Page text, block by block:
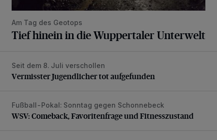
Am Tag des Geotops
Tief hinein in die Wuppertaler Unterwelt
Vermisster Jugendlicher tot aufgefunden
Seit dem 8. Juli verschollen
Vermisster Jugendlicher tot aufgefunden
WSV: Comeback, Favoritenfrage und Fitnesszustand
Fußball-Pokal: Sonntag gegen Schonnebeck
WSV: Comeback, Favoritenfrage und Fitnesszustand